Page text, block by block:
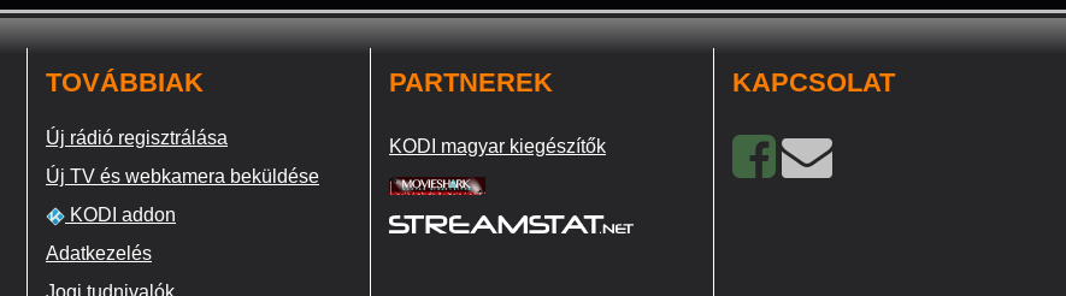
TOVÁBBIAK
Új rádió regisztrálása
Új TV és webkamera beküldése
KODI addon
Adatkezelés
Jogi tudnivalók
PARTNEREK
KODI magyar kiegészítők
KAPCSOLAT